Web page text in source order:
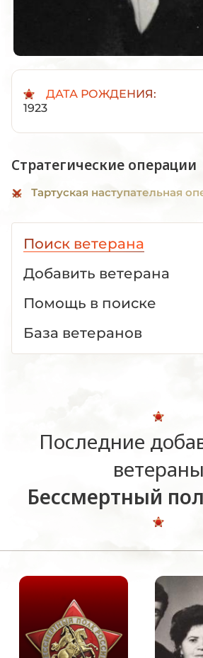
ДАТА РОЖДЕНИЯ:
1923
Стратегические операции
Тартуская наступательная
Поиск ветерана
Добавить ветерана
Помощь в поиске
База ветеранов
Последние
ветераны
Бессмертный